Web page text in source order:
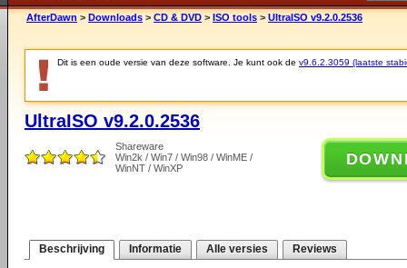
AfterDawn > Downloads > CD & DVD > ISO tools > UltraISO v9.2.0.2536
Dit is een oude versie van deze software. Je kunt ook de v9.6.2.3059 (laatste
UltraISO v9.2.0.2536
Shareware
Win2k / Win7 / Win98 / WinME /
WinNT / WinXP
Beschrijving Informatie Alle versies Reviews